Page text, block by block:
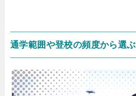
通学範囲や登校の頻度から選ぶ